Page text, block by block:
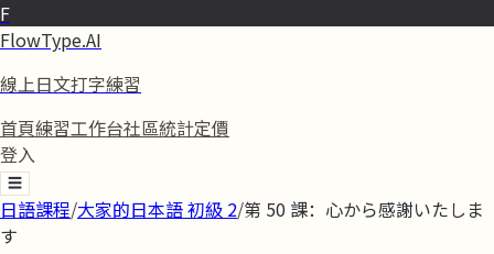
F
FlowType.AI
線上日文打字練習
首頁練習工作台社區統計定價
登入
☰
日語課程/大家的日本語 初級 2/第 50 課：心から感謝いたしま
す